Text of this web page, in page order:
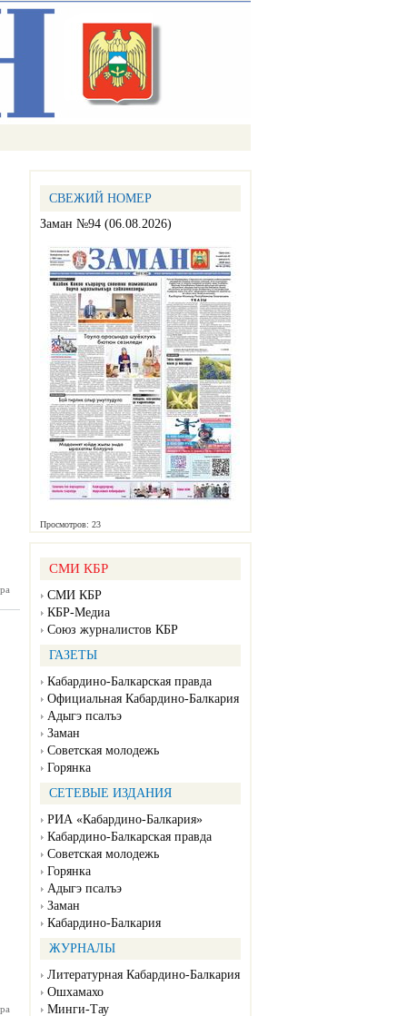
СВЕЖИЙ НОМЕР
Заман №94 (06.08.2026)
Просмотров: 23
СМИ КБР
СМИ КБР
КБР-Медиа
Союз журналистов КБР
ГАЗЕТЫ
Кабардино-Балкарская правда
Официальная Кабардино-Балкария
Адыгэ псалъэ
Заман
Советская молодежь
Горянка
СЕТЕВЫЕ ИЗДАНИЯ
РИА «Кабардино-Балкария»
Кабардино-Балкарская правда
Советская молодежь
Горянка
Адыгэ псалъэ
Заман
Кабардино-Балкария
ЖУРНАЛЫ
Литературная Кабардино-Балкария
Ошхамахо
Минги-Тау
№156
№155